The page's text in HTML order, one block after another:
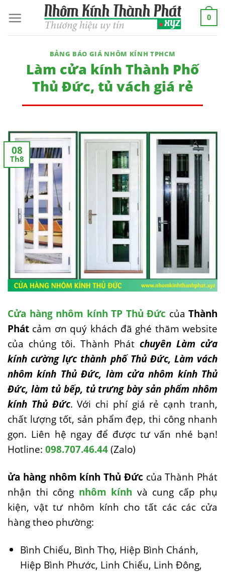
content
0
BẢNG BÁO GIÁ NHÔM KÍNH TPHCM
Làm cửa kính Thành Phố
Thủ Đức, tủ vách giá rẻ
08
Th8
Cửa hàng nhôm kính TP Thủ Đức của Thành
Phát cảm ơn quý khách đã ghé thăm website
của chúng tôi. Thành Phátchuyên Làm cửa
kính cường lực thành phố Thủ Đức, Làm vách
nhôm kính Thủ Đức, làm cửa nhôm kính Thủ
Đức, làm tủ bếp, tủ trưng bày sản phẩm nhôm
kính Thủ Đức. Với chi phí giá rẻ cạnh tranh,
chất lượng tốt, sản phẩm đẹp, thi công nhanh
gọn. Liên hệ ngay để được tư vấn nhé bạn!
Hotline: 098.707.46.44(Zalo)
ửa hàng nhôm kính Thủ Đức của Thành Phát
nhận thi công nhôm kính và cung cấp phụ
kiện, vật tư nhôm kính cho tất các các cửa
hàng theo phường:
Bình Chiểu, Bình Thọ, Hiệp Bình Chánh,
Hiệp Bình Phước, Linh Chiểu, Linh Ðông,